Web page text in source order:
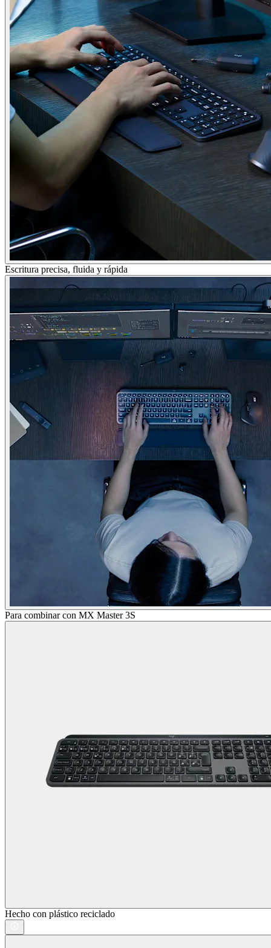
Escritura precisa, fluida y rápida
Para combinar con MX Master 3S
Hecho con plástico reciclado